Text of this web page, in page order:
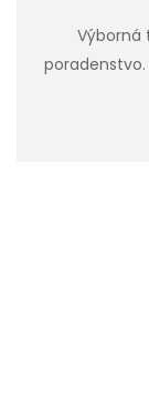
Výborná